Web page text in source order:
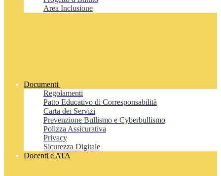
Area Inclusione
Documenti
Regolamenti
Patto Educativo di Corresponsabilità
Carta dei Servizi
Prevenzione Bullismo e Cyberbullismo
Polizza Assicurativa
Privacy
Sicurezza Digitale
Docenti e ATA